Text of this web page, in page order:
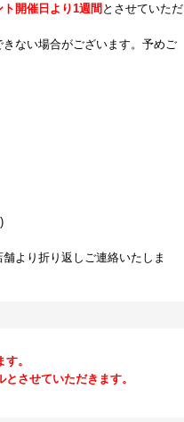
開催日より1週間とさせていただ
ない場合がございます。 予めご
より折り返しご連絡いたしま
。
させていただきます。